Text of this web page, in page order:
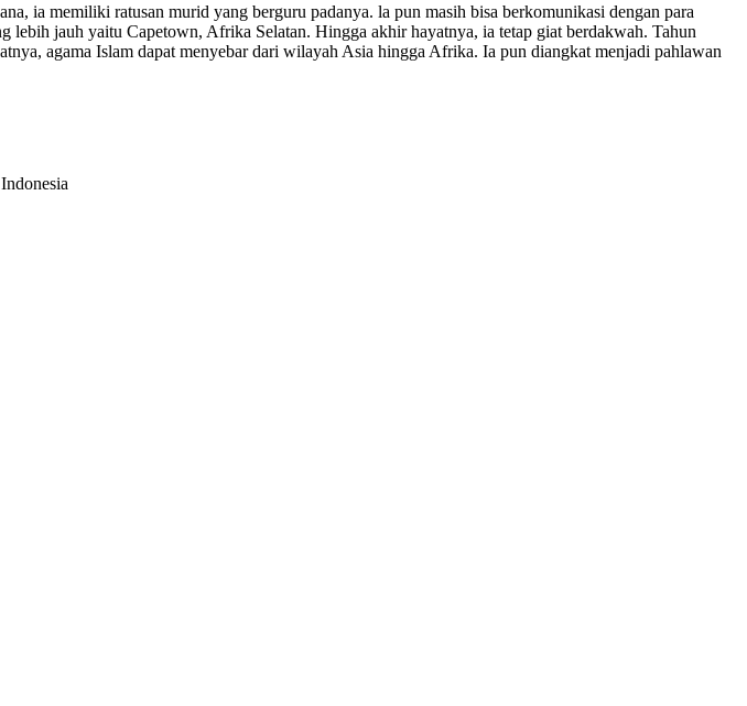
ia memiliki ratusan murid yang berguru padanya. la pun masih bisa berkomunikasi dengan para
jauh yaitu Capetown, Afrika Selatan. Hingga akhir hayatnya, ia tetap giat berdakwah. Tahun
agama Islam dapat menyebar dari wilayah Asia hingga Afrika. Ia pun diangkat menjadi pahlawan